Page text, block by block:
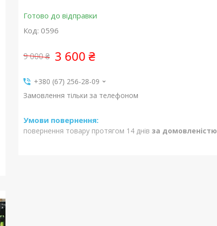
Готово до відправки
Код: 0596
9 000 ₴ 3 600 ₴
+380 (67) 256-28-09
Замовлення тільки за телефоном
повернення товару протягом 14 днів за домовленістю